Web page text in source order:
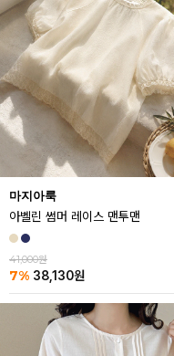
마지아룩
아벨린 썸머 레이스 맨투맨
41,000원
7% 38,130원